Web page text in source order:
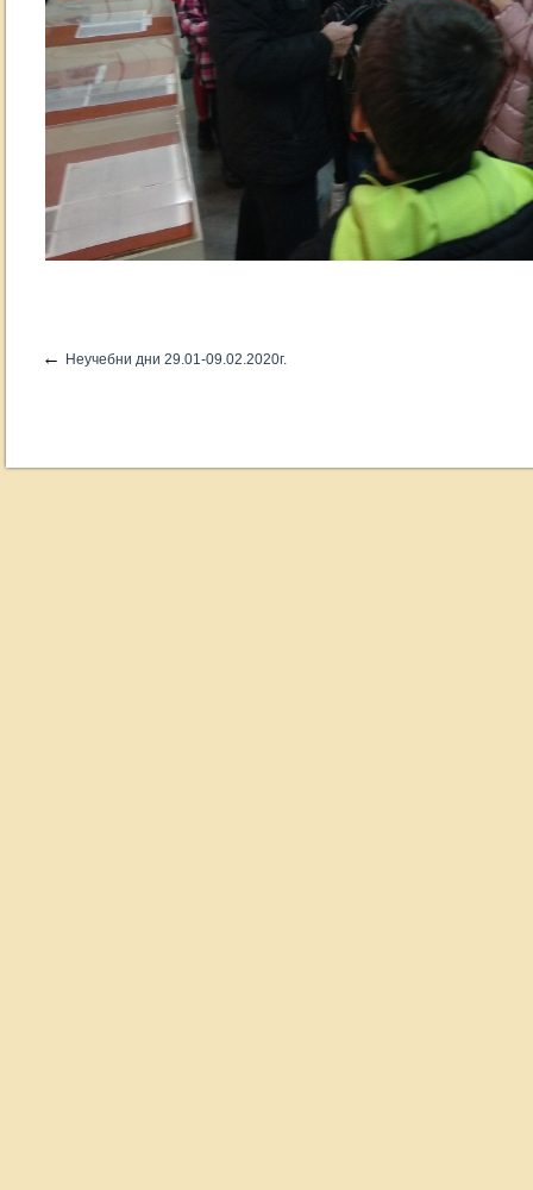
← Неучебни дни 29.01-09.02.2020г.